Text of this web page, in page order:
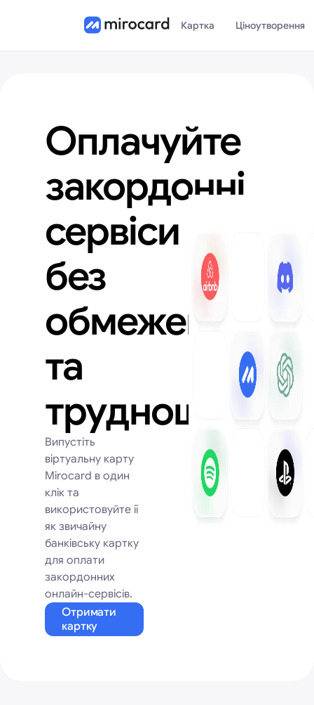
Картка Ціноутворення
Оплачуйте
закордонні
сервіси
без
обмежень
та
труднощів
Випустіть
віртуальну карту
Mirocard в один
клік та
використовуйте її
як звичайну
банківську картку
для оплати
закордонних
онлайн-сервісів.
Отримати
картку